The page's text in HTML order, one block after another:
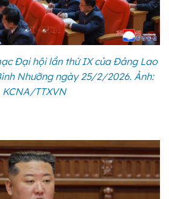
Đại hội lần thứ IX của Đảng Lao
Nhưỡng ngày 25/2/2026. Ảnh:
KCNA/TTXVN